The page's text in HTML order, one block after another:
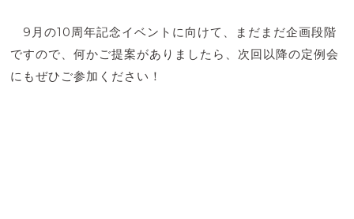
9月の10周年記念イベントに向けて、まだまだ企画段階
ですので、何かご提案がありましたら、次回以降の定例会
にもぜひご参加ください！